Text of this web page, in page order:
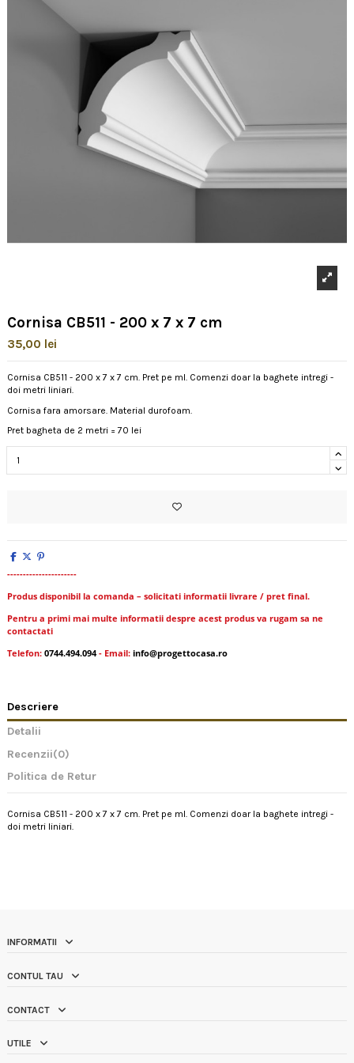
Cornisa CB511 - 200 x 7 x 7 cm
35,00 lei
Cornisa CB511 - 200 x 7 x 7 cm. Pret pe ml. Comenzi doar la baghete intregi -
doi metri liniari.
Cornisa fara amorsare. Material durofoam.
Pret bagheta de 2 metri = 70 lei
----------------------
Produs disponibil la comanda – solicitati informatii livrare / pret final.
Pentru a primi mai multe informatii despre acest produs va rugam sa ne
contactati
Telefon: 0744.494.094- Email: info@progettocasa.ro
Descriere
Detalii
Recenzii(0)
Politica de Retur
Cornisa CB511 - 200 x 7 x 7 cm. Pret pe ml. Comenzi doar la baghete intregi -
doi metri liniari.
INFORMATII
CONTUL TAU
CONTACT
UTILE